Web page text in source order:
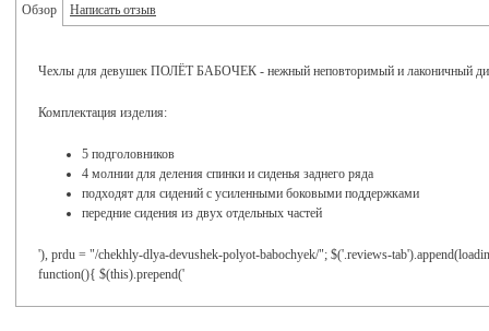
Обзор Написать отзыв
Чехлы для девушек ПОЛЁТ БАБОЧЕК - нежный неповторимый и лаконичный
Комплектация изделия:
5 подголовников
4 молнии для деления спинки и сиденья заднего ряда
подходят для сидений с усиленными боковыми поддержками
передние сидения из двух отдельных частей
'), prdu = "/chekhly-dlya-devushek-polyot-babochyek/"; $('.reviews-
function(){ $(this).prepend('